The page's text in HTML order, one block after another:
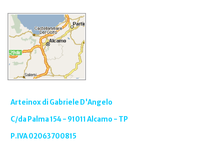
Arteinox di Gabriele D'Angelo
C/da Palma 154 - 91011 Alcamo - TP
P.IVA 02063700815